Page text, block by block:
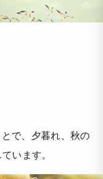
で、夕暮れ、秋の
います。